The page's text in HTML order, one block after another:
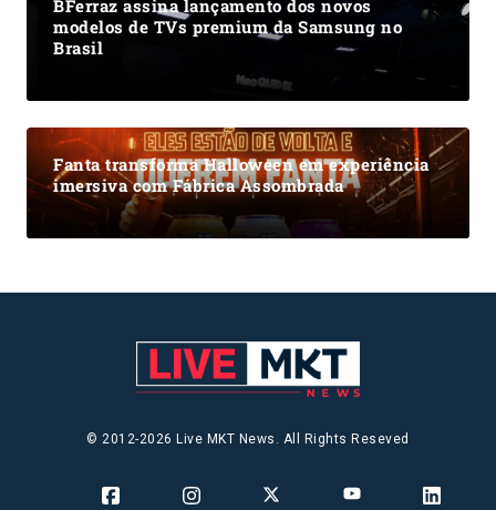
BFerraz assina lançamento dos novos
modelos de TVs premium da Samsung no
Brasil
Fanta transforma Halloween em experiência
imersiva com Fábrica Assombrada
© 2012-2026 Live MKT News. All Rights Reseved